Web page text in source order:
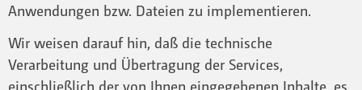
Anwendungen bzw. Dateien zu implementieren.
Wir weisen darauf hin, daß die technische
Verarbeitung und Übertragung der Services,
einschließlich der von Ihnen eingegebenen Inhalte, es